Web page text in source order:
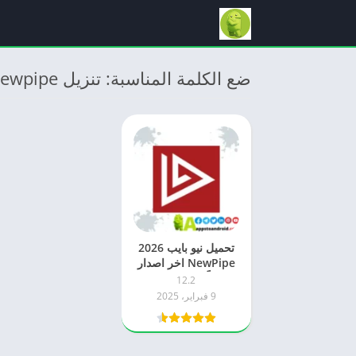
ضع الكلمة المناسبة: تنزيل Newpipe
تحميل نيو بايب 2026
NewPipe اخر اصدار
12.2
9 فبراير، 2025